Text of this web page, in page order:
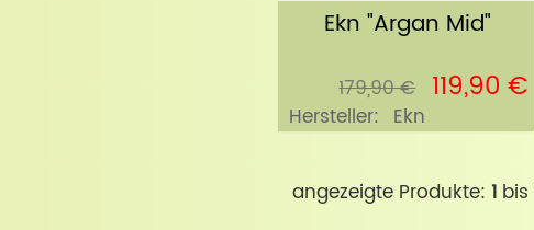
Ekn "Argan Mid"
179,90 € 119,90 €
Hersteller: Ekn
angezeigte Produkte: 1bis